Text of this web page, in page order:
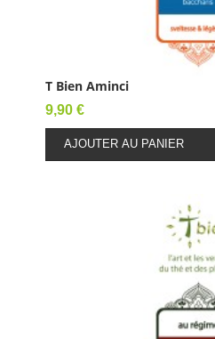
T Bien Aminci
Prix
9,90 €
AJOUTER AU PANIER